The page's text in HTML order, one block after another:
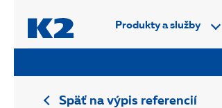
Produkty a služby
Späť na výpis referencií